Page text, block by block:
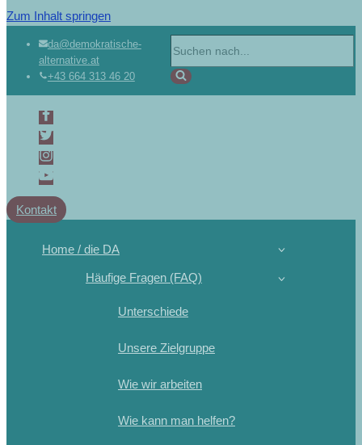
Zum Inhalt springen
da@demokratische-
alternative.at
+43 664 313 46 20
Kontakt
Home / die DA
Häufige Fragen (FAQ)
Unterschiede
Unsere Zielgruppe
Wie wir arbeiten
Wie kann man helfen?